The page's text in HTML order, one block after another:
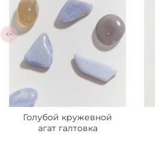
Голубой кружевной
агат галтовка